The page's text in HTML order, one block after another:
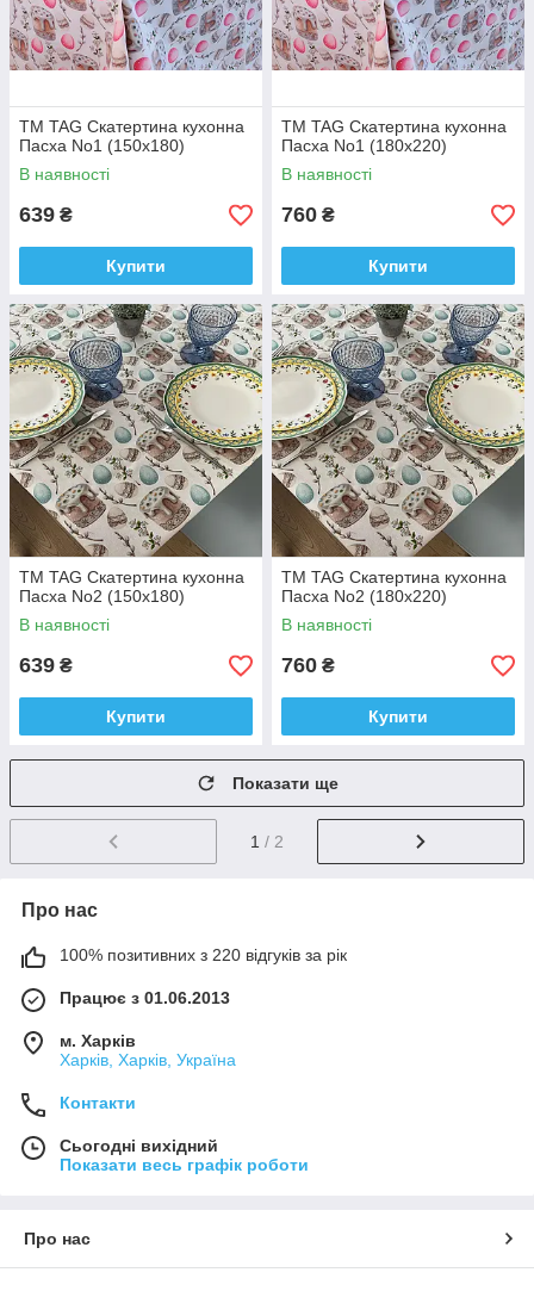
ТМ TAG Скатертина кухонна
Пасха No1 (150х180)
В наявності
639 ₴
Купити
ТМ TAG Скатертина кухонна
Пасха No1 (180х220)
В наявності
760 ₴
Купити
ТМ TAG Скатертина кухонна
Пасха No2 (150х180)
В наявності
639 ₴
Купити
ТМ TAG Скатертина кухонна
Пасха No2 (180х220)
В наявності
760 ₴
Купити
Показати ще
1 / 2
Про нас
100% позитивних з 220 відгуків за рік
Працює з 01.06.2013
м. Харків
Харків, Харків, Україна
Контакти
Сьогодні вихідний
Показати весь графік роботи
Про нас